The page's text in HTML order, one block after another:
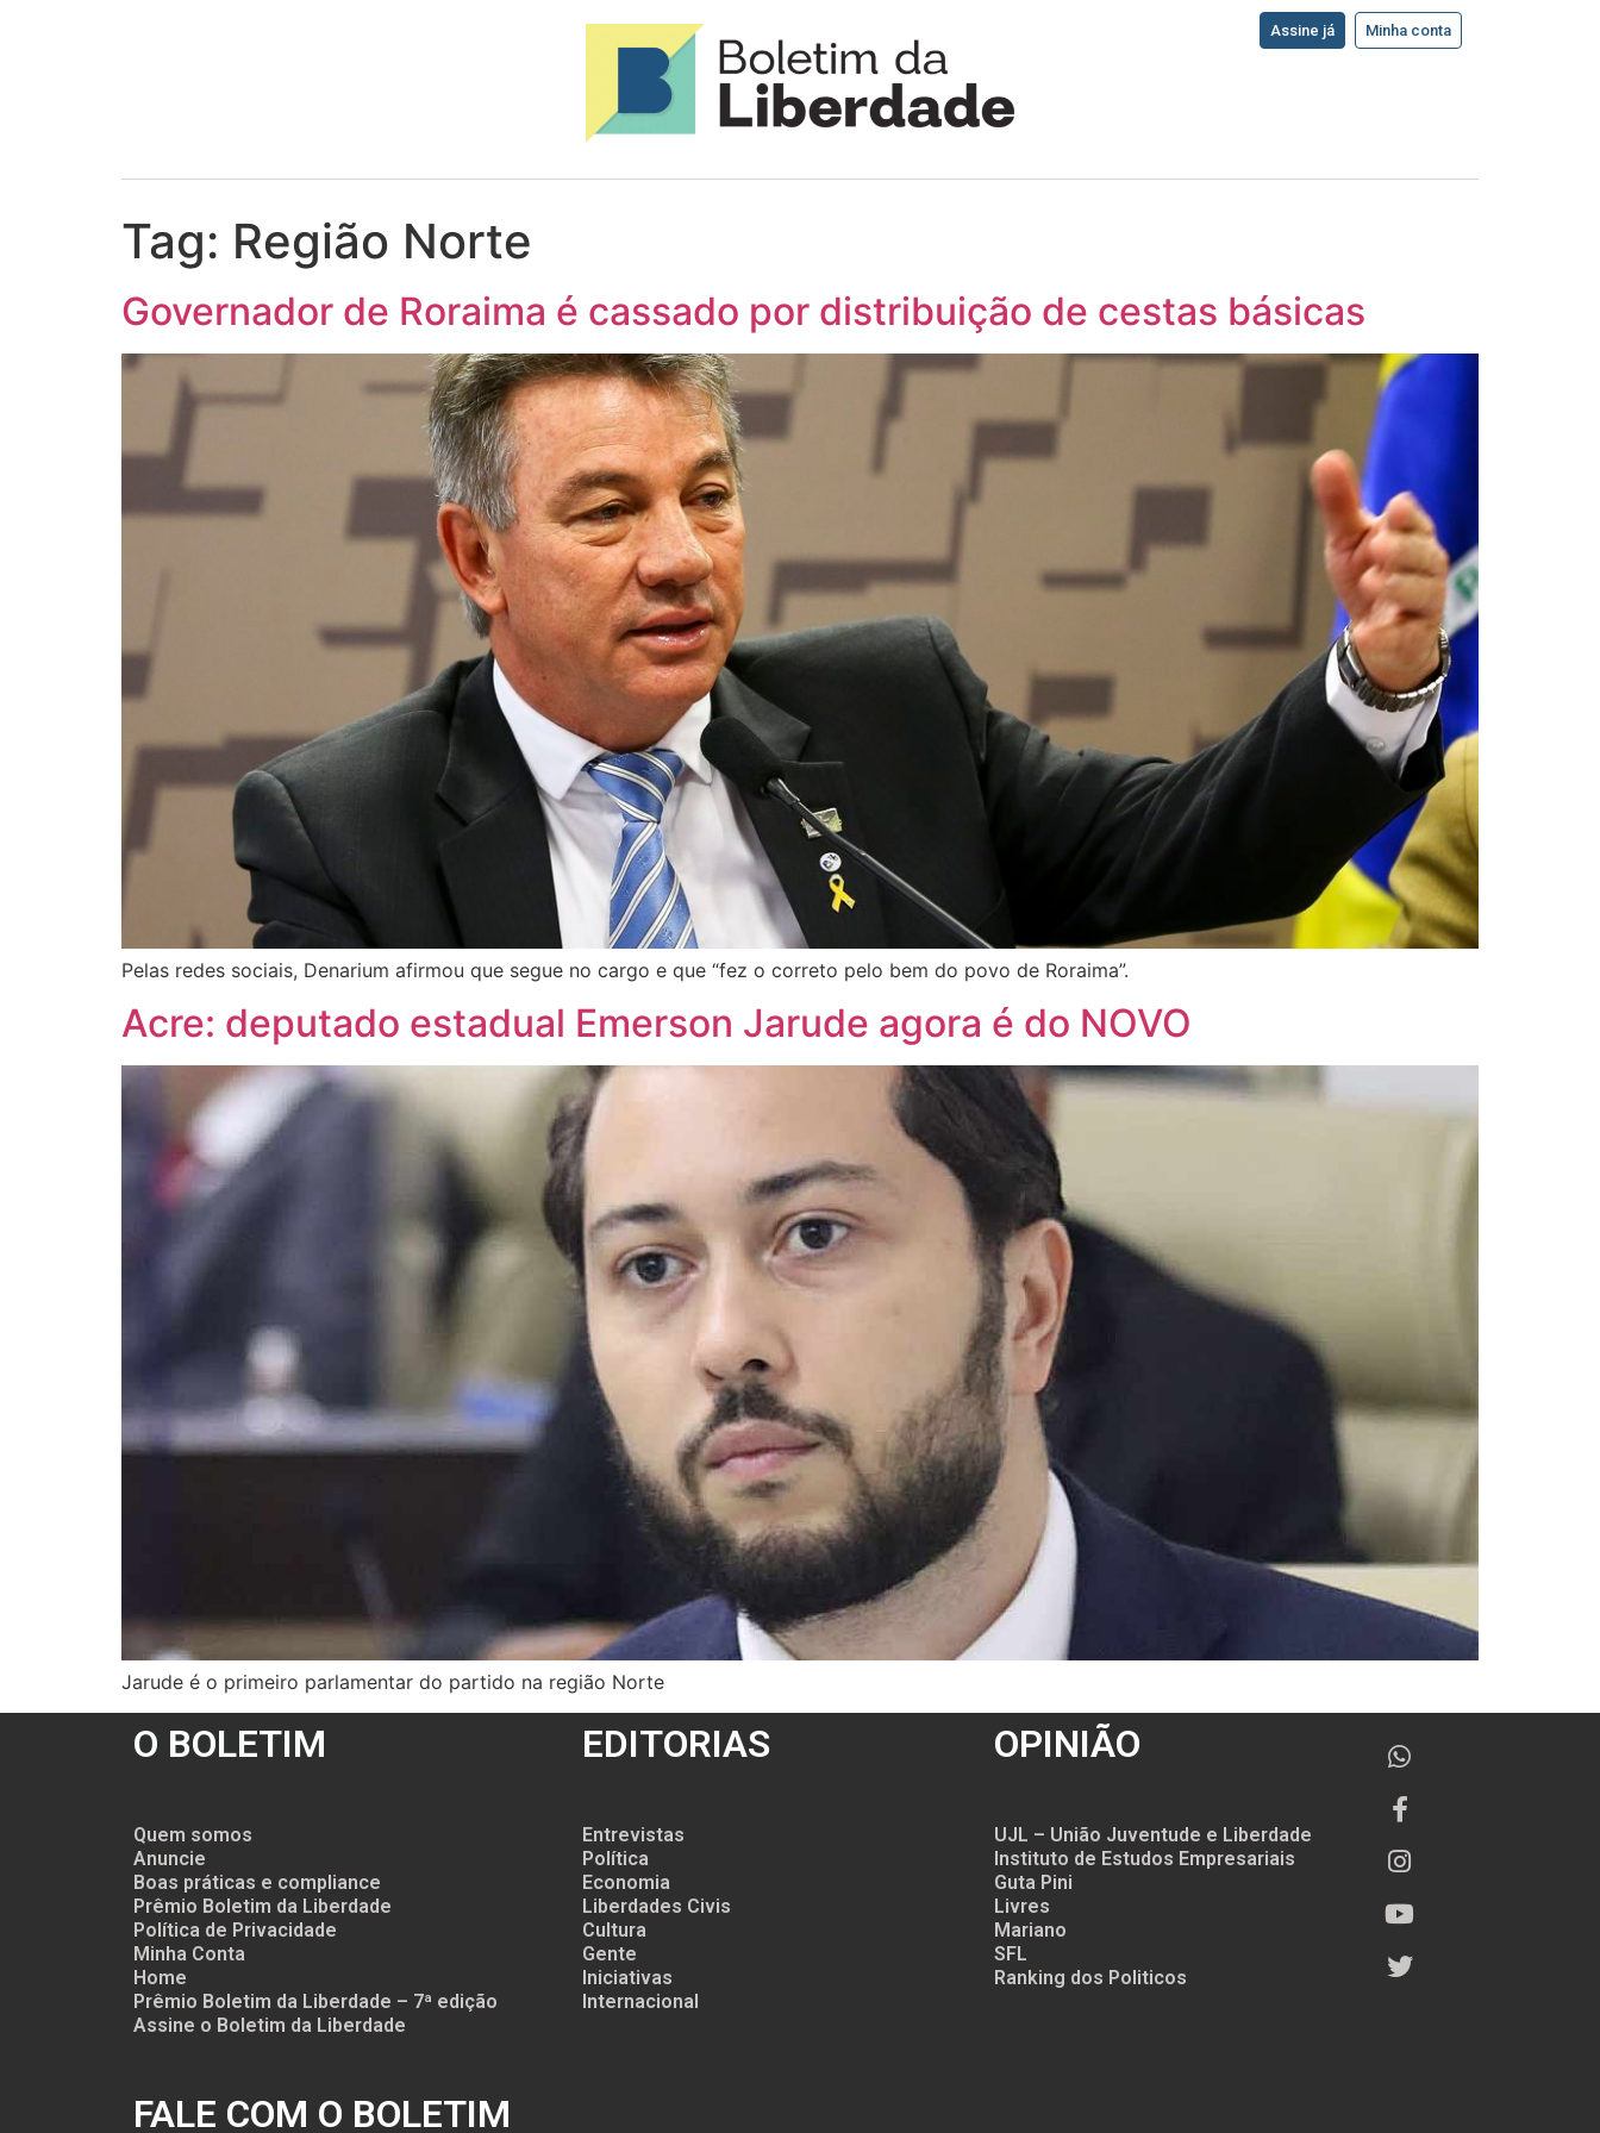
Assine já Minha conta
Tag: Região Norte
Governador de Roraima é cassado por distribuição de cestas básicas
Pelas redes sociais, Denarium afirmou que segue no cargo e que “fez o correto pelo bem do povo de Roraima”.
Acre: deputado estadual Emerson Jarude agora é do NOVO
Jarude é o primeiro parlamentar do partido na região Norte
O BOLETIM
Quem somos
Anuncie
Boas práticas e compliance
Prêmio Boletim da Liberdade
Política de Privacidade
Minha Conta
Home
Prêmio Boletim da Liberdade – 7ª edição
Assine o Boletim da Liberdade
FALE COM O BOLETIM
EDITORIAS
Entrevistas
Política
Economia
Liberdades Civis
Cultura
Gente
Iniciativas
Internacional
OPINIÃO
UJL – União Juventude e Liberdade
Instituto de Estudos Empresariais
Guta Pini
Livres
Mariano
SFL
Ranking dos Politicos